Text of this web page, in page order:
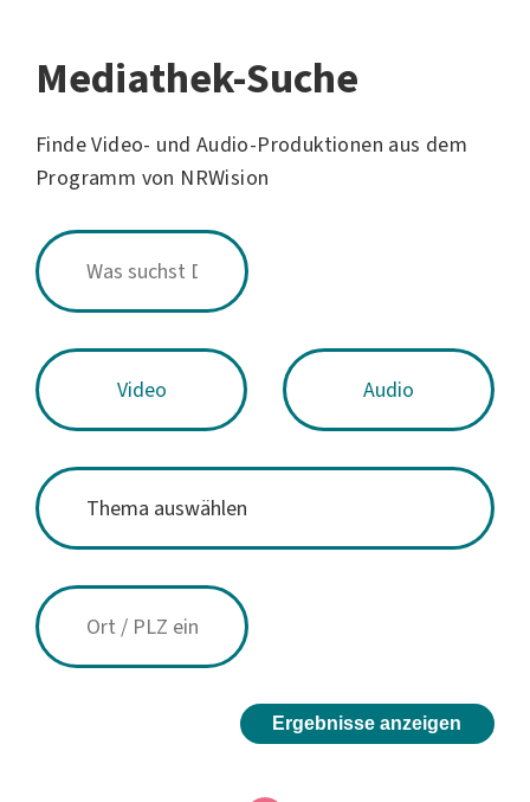
Mediathek-Suche
Finde Video- und Audio-Produktionen aus dem
Programm von NRWision
Video Audio
Ergebnisse anzeigen